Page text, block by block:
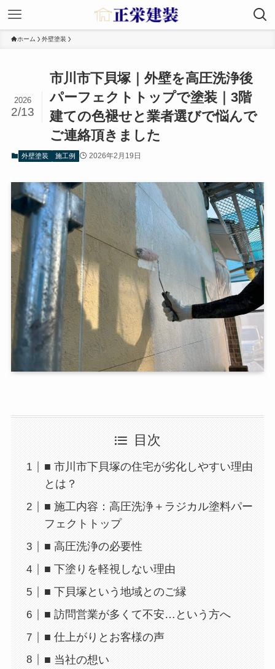
ホーム 外壁塗装
市川市下貝塚｜外壁を高圧洗浄後
パーフェクトトップで塗装｜3階
建ての色褪せと業者選びで悩んで
ご連絡頂きました
2026
2/13
外壁塗装 施工例 2026年2月19日
目次
■ 市川市下貝塚の住宅が劣化しやすい理由
とは？
■ 施工内容：高圧洗浄＋ラジカル塗料パー
フェクトトップ
■ 高圧洗浄の必要性
■ 下塗りを軽視しない理由
■ 下貝塚という地域とのご縁
■ 訪問営業が多くて不安…という方へ
■ 仕上がりとお客様の声
■ 当社の想い